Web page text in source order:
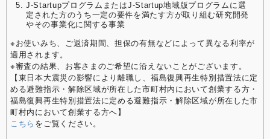
J-StartupプログラムまたはJ-Startup地域版プログラムに選
定された方のうち一定の要件を満たす方が取り組む研究開発
やその事業化に関する事業
※お使いみち、ご返済期間、担保の有無などによって異なる利率が
適用されます。
※審査の結果、お客さまのご希望に沿えないことがございます。
【東日本大震災の影響により離職し、福島復興再生特別措置法に定
める避難指示・解除区域が所在した市町村内において創業する方・
福島復興再生特別措置法に定める避難指示・解除区域が所在した市
町村内において創業する方へ】
こちら をご覧ください。